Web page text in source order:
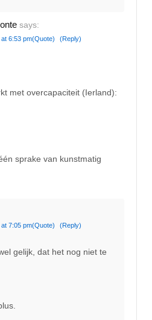
says:
6:53 pm(Quote) (Reply)
met overcapaciteit (Ierland):
sprake van kunstmatig
7:05 pm(Quote) (Reply)
gelijk, dat het nog niet te